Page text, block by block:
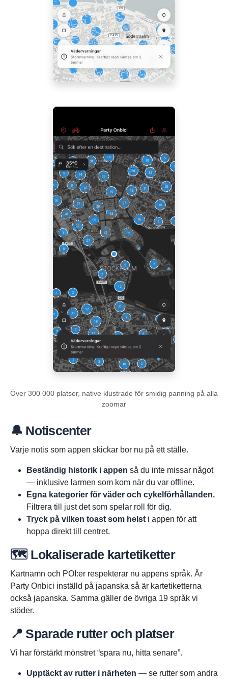
Över 300 000 platser, native klustrade för smidig panning på alla
zoomar
🔔 Notiscenter
Varje notis som appen skickar bor nu på ett ställe.
Beständig historik i appen så du inte missar något
— inklusive larmen som kom när du var offline.
Egna kategorier för väder och cykelförhållanden.
Filtrera till just det som spelar roll för dig.
Tryck på vilken toast som helst i appen för att
hoppa direkt till centret.
🗺️ Lokaliserade kartetiketter
Kart­namn och POI:er respekterar nu appens språk. Är
Party Onbici inställd på japanska så är kartetiketterna
också japanska. Samma gäller de övriga 19 språk vi
stöder.
📍 Sparade rutter och platser
Vi har förstärkt mönstret “spara nu, hitta senare”.
Upptäckt av rutter i närheten — se rutter som andra